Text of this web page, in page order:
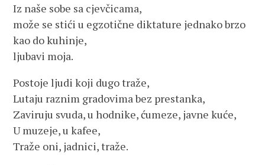
Iz naše sobe sa cjevčicama,
može se stići u egzotične diktature jednako brzo
kao do kuhinje,
ljubavi moja.
Postoje ljudi koji dugo traže,
Lutaju raznim gradovima bez prestanka,
Zaviruju svuda, u hodnike, ćumeze, javne kuće,
U muzeje, u kafee,
Traže oni, jadnici, traže.